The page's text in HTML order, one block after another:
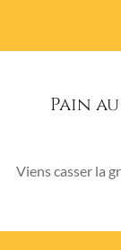
Pain
Viens casser la